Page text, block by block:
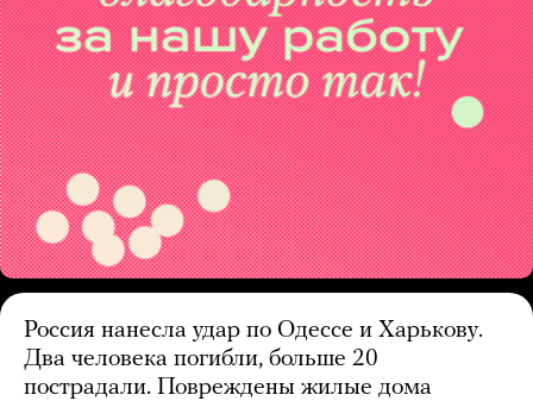
Россия нанесла удар по Одессе и Харькову.
Два человека погибли, больше 20
пострадали. Повреждены жилые дома